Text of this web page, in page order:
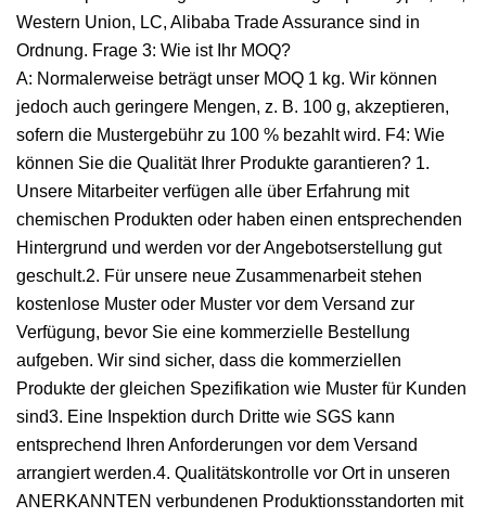
Western Union, LC, Alibaba Trade Assurance sind in
Ordnung. Frage 3: Wie ist Ihr MOQ?
A: Normalerweise beträgt unser MOQ 1 kg. Wir können
jedoch auch geringere Mengen, z. B. 100 g, akzeptieren,
sofern die Mustergebühr zu 100 % bezahlt wird. F4: Wie
können Sie die Qualität Ihrer Produkte garantieren? 1.
Unsere Mitarbeiter verfügen alle über Erfahrung mit
chemischen Produkten oder haben einen entsprechenden
Hintergrund und werden vor der Angebotserstellung gut
geschult.2. Für unsere neue Zusammenarbeit stehen
kostenlose Muster oder Muster vor dem Versand zur
Verfügung, bevor Sie eine kommerzielle Bestellung
aufgeben. Wir sind sicher, dass die kommerziellen
Produkte der gleichen Spezifikation wie Muster für Kunden
sind3. Eine Inspektion durch Dritte wie SGS kann
entsprechend Ihren Anforderungen vor dem Versand
arrangiert werden.4. Qualitätskontrolle vor Ort in unseren
ANERKANNTEN verbundenen Produktionsstandorten mit